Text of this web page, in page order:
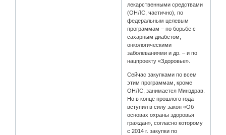
лекарственными средствами
(ОНЛС, частично), по
федеральным целевым
программам – по борьбе с
сахарным диабетом,
онкологическими
заболеваниями и др. – и по
нацпроекту «Здоровье».
Сейчас закупками по всем
этим программам, кроме
ОНЛС, занимается Минздрав.
Но в конце прошлого года
вступил в силу закон «Об
основах охраны здоровья
граждан», согласно которому
с 2014 г. закупки по